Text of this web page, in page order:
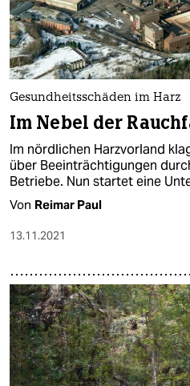
Gesundheitsschäden im Harz
Im Nebel der
Im nördlichen Harzvorland
über Beeinträchtigungen
Betriebe. Nun startet eine
Von Reimar Paul
13.11.2021